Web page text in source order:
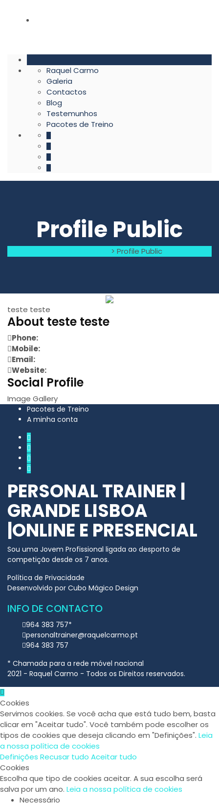
Raquel Carmo
Galeria
Contactos
Blog
Testemunhos
Pacotes de Treino
Profile Public
> Profile Public
teste teste
About teste teste
Phone:
Mobile:
Email:
Website:
Social Profile
Image Gallery
Pacotes de Treino
A minha conta
PERSONAL TRAINER |
GRANDE LISBOA
|ONLINE E PRESENCIAL
Sou uma Jovem Profissional ligada ao desporto de
competição desde os 7 anos.​
Política de Privacidade
Desenvolvido por Cubo Mágico Design
INFO DE CONTACTO
964 383 757*
personaltrainer@raquelcarmo.pt
964 383 757
* Chamada para a rede móvel nacional
2021 - Raquel Carmo - Todos os Direitos reservados.
Cookies
Servimos cookies. Se você acha que está tudo bem, basta
clicar em "Aceitar tudo". Você também pode escolher os
tipos de cookies que deseja clicando em "Definições". Leia
a nossa política de cookies
Definições Recusar tudo Aceitar tudo
Cookies
Escolha que tipo de cookies aceitar. A sua escolha será
salva por um ano. Leia a nossa política de cookies
Necessário